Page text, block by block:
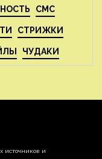
СМС
СТРИЖКИ
ЧУДАКИ
источников и